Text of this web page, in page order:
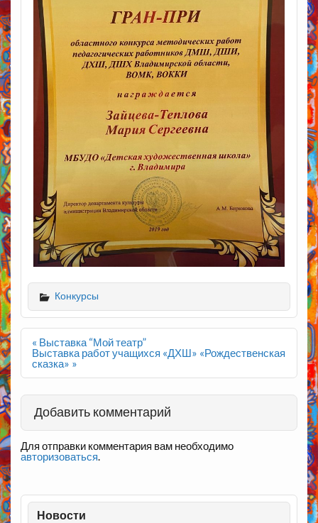
Конкурсы
Навигация
по
записям
« Выставка “Мой театр”
Выставка работ учащихся «ДХШ» «Рождественская
сказка» »
Добавить комментарий
Для отправки комментария вам необходимо
авторизоваться.
Новости